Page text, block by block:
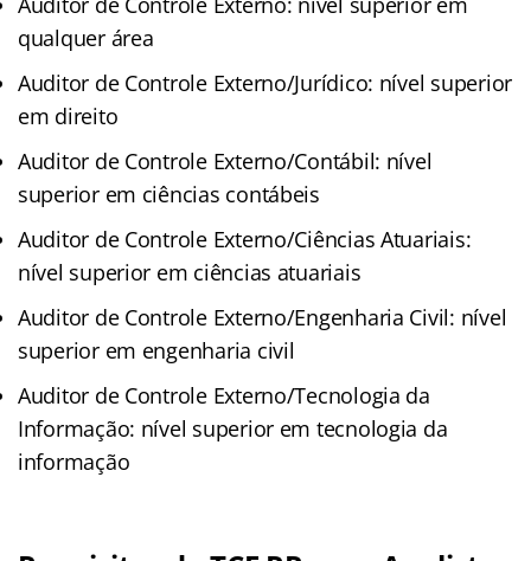
qualquer área
Auditor de Controle Externo/Jurídico: nível superior
em direito
Auditor de Controle Externo/Contábil: nível
superior em ciências contábeis
Auditor de Controle Externo/Ciências Atuariais:
nível superior em ciências atuariais
Auditor de Controle Externo/Engenharia Civil: nível
superior em engenharia civil
Auditor de Controle Externo/Tecnologia da
Informação: nível superior em tecnologia da
informação